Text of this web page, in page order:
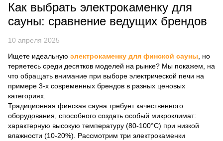
Как выбрать электрокаменку для
сауны: сравнение ведущих брендов
10 апреля 2025
Ищете идеальную электрокаменку для финской сауны , но
теряетесь среди десятков моделей на рынке? Мы покажем, на
что обращать внимание при выборе электрической печи на
примере 3-х современных брендов в разных ценовых
категориях.
Традиционная финская сауна требует качественного
оборудования, способного создать особый микроклимат:
характерную высокую температуру (80-100°C) при низкой
влажности (10-20%). Рассмотрим три электрокаменки